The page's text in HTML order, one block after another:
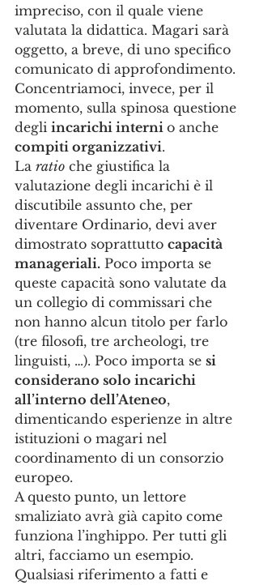
impreciso, con il quale viene
valutata la didattica. Magari sarà
oggetto, a breve, di uno specifico
comunicato di approfondimento.
Concentriamoci, invece, per il
momento, sulla spinosa questione
degli incarichi interni o anche
compiti organizzativi.
La ratio che giustifica la
valutazione degli incarichi è il
discutibile assunto che, per
diventare Ordinario, devi aver
dimostrato soprattutto capacità
manageriali. Poco importa se
queste capacità sono valutate da
un collegio di commissari che
non hanno alcun titolo per farlo
(tre filosofi, tre archeologi, tre
linguisti, …). Poco importa se si
considerano solo incarichi
all’interno dell’Ateneo,
dimenticando esperienze in altre
istituzioni o magari nel
coordinamento di un consorzio
europeo.
A questo punto, un lettore
smaliziato avrà già capito come
funziona l’inghippo. Per tutti gli
altri, facciamo un esempio.
Qualsiasi riferimento a fatti e